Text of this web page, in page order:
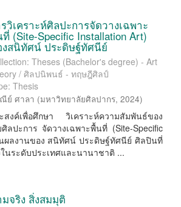
วิเคราะห์ศิลปะการจัดวางเฉพาะ
(Site-Speciﬁc Installation Art)
สนิทัศน์ ประดิษฐ์ทัศนีย์
Theses (Bachelor's degree) - Art
/ ศิลปนิพนธ์ - ทฤษฎีศิลป์
Thesis
ย์ ศาลา (มหาวิทยาลัยศิลปากร,2024)
สงค์เพื่อศึกษา วิเคราะห์ความสัมพันธ์ของ
ปะการ จัดวางเฉพาะพื้นที่ (Site-Speciﬁc
ผลงานของ สนิทัศน์ ประดิษฐ์ทัศนีย์ ศิลปินที่
นระดับประเทศและนานาชาติ ...
จริง สิ่งสมมุติ